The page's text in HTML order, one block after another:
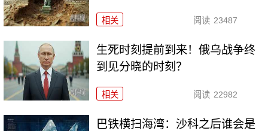
相关 阅读 23487
生死时刻提前到来！俄乌战争终
到见分晓的时刻？
相关 阅读 22982
巴铁横扫海湾：沙科之后谁会是